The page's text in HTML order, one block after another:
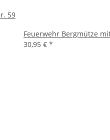
59
Feuerwehr Bergmütze
30,95 € *